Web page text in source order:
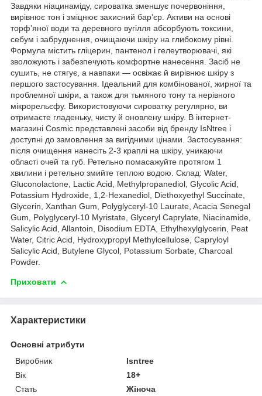
Завдяки ніацинаміду, сироватка зменшує почервоніння,
вирівнює тон і зміцнює захисний бар’єр. Активи на основі
торф’яної води та деревного вугілля абсорбують токсини,
себум і забруднення, очищаючи шкіру на глибокому рівні.
Формула містить гліцерин, пантенол і гелеутворювачі, які
зволожують і забезпечують комфортне нанесення. Засіб не
сушить, не стягує, а навпаки — освіжає й вирівнює шкіру з
першого застосування. Ідеальний для комбінованої, жирної та
проблемної шкіри, а також для тьмяного тону та нерівного
мікрорельєфу. Використовуючи сироватку регулярно, ви
отримаєте гладеньку, чисту й оновлену шкіру. В інтернет-
магазині Cosmic представлені засоби від бренду IsNtree і
доступні до замовлення за вигідними цінами. Застосування:
після очищення нанесіть 2-3 краплі на шкіру, уникаючи
області очей та губ. Ретельно помасажуйте протягом 1
хвилини і ретельно змийте теплою водою. Склад: Water,
Gluconolactone, Lactic Acid, Methylpropanediol, Glycolic Acid,
Potassium Hydroxide, 1,2-Hexanediol, Diethoxyethyl Succinate,
Glycerin, Xanthan Gum, Polyglyceryl-10 Laurate, Acacia Senegal
Gum, Polyglyceryl-10 Myristate, Glyceryl Caprylate, Niacinamide,
Salicylic Acid, Allantoin, Disodium EDTA, Ethylhexylglycerin, Peat
Water, Citric Acid, Hydroxypropyl Methylcellulose, Capryloyl
Salicylic Acid, Butylene Glycol, Potassium Sorbate, Charcoal
Powder.
Приховати
Характеристики
Основні атрибути
Виробник
Isntree
Вік
18+
Стать
Жіноча